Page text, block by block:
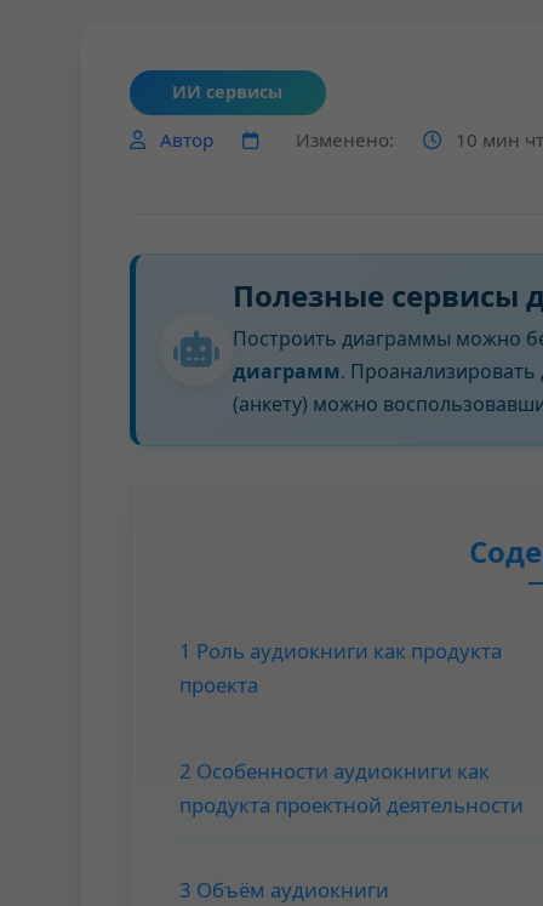
ИИ сервисы
Автор Изменено: 10 мин
Полезные сервисы
Построить диаграммы можно
диаграмм. Проанализировать
(анкету) можно
1 Роль аудиокниги как продукта
проекта
2 Особенности аудиокниги как
продукта проектной деятельности
3 Объём аудиокниги